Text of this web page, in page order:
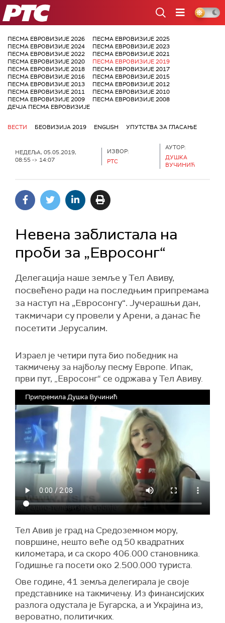
РТС
ПЕСМА ЕВРОВИЗИЈЕ 2026
ПЕСМА ЕВРОВИЗИЈЕ 2025
ПЕСМА ЕВРОВИЗИЈЕ 2024
ПЕСМА ЕВРОВИЗИЈЕ 2023
ПЕСМА ЕВРОВИЗИЈЕ 2022
ПЕСМА ЕВРОВИЗИЈЕ 2021
ПЕСМА ЕВРОВИЗИЈЕ 2020
ПЕСМА ЕВРОВИЗИЈЕ 2019
ПЕСМА ЕВРОВИЗИЈЕ 2018
ПЕСМА ЕВРОВИЗИЈЕ 2017
ПЕСМА ЕВРОВИЗИЈЕ 2016
ПЕСМА ЕВРОВИЗИЈЕ 2015
ПЕСМА ЕВРОВИЗИЈЕ 2013
ПЕСМА ЕВРОВИЗИЈЕ 2012
ПЕСМА ЕВРОВИЗИЈЕ 2011
ПЕСМА ЕВРОВИЗИЈЕ 2010
ПЕСМА ЕВРОВИЗИЈЕ 2009
ПЕСМА ЕВРОВИЗИЈЕ 2008
ДЕЧЈА ПЕСМА ЕВРОВИЗИЈЕ
ВЕСТИ БЕОВИЗИЈА 2019 ENGLISH УПУТСТВА ЗА ГЛАСАЊЕ
НЕДЕЉА, 05.05.2019,
08:55 -> 14:07
ИЗВОР:
РТС
АУТОР:
ДУШКА
ВУЧИНИЋ
Невена заблистала на
проби за „Евросонг“
Делегација наше земље у Тел Авиву,
посвећено ради на последњим припремама
за наступ на „Евросонгу“. Јучерашњи дан,
такмичари су провели у Арени, а данас ће
посетити Јерусалим.
Израел је четири пута био победник на
такмичењу за најбољу песму Европе. Ипак,
први пут, „Евросонг“ се одржава у Тел Авиву.
Припремила Душка Вучинић
Тел Авив је град на Средоземном мору,
површине, нешто веће од 50 квадратних
километара, и са скоро 406.000 становника.
Годишње га посети око 2.500.000 туриста.
Ове године, 41 земља делегирала је своје
представнике на такмичењу. Из финансијских
разлога одустала је Бугарска, а и Украјина из,
вероватно, политичких.